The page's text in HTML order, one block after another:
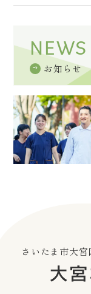
NEWS
お知らせ
さいたま市大